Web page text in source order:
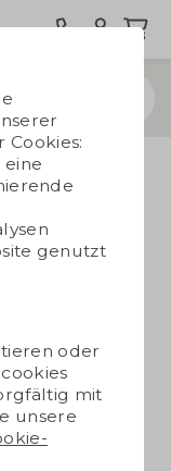
Cookies:
eine
genutzt
oder
mit
unsere